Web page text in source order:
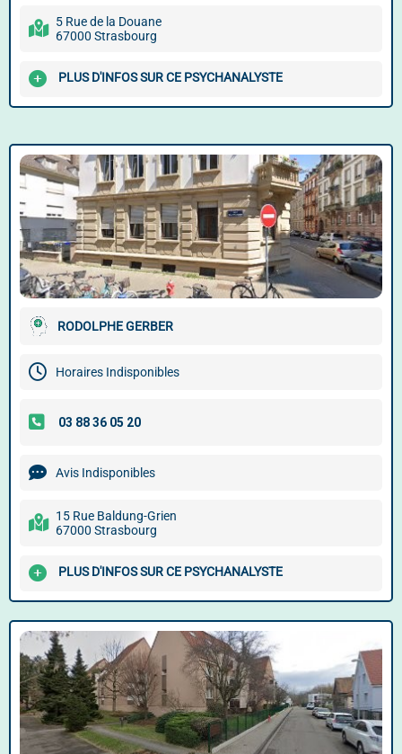
5 Rue de la Douane
67000 Strasbourg
PLUS D'INFOS SUR CE PSYCHANALYSTE
RODOLPHE GERBER
Horaires Indisponibles
Avis Indisponibles
15 Rue Baldung-Grien
67000 Strasbourg
PLUS D'INFOS SUR CE PSYCHANALYSTE